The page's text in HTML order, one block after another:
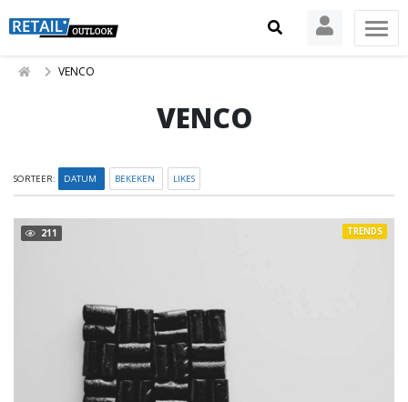
VENCO
VENCO
SORTEER: DATUM BEKEKEN LIKES
211 TRENDS